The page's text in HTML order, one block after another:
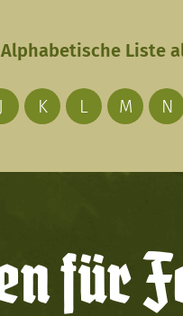
Alphabetische Liste
J K L M N
für